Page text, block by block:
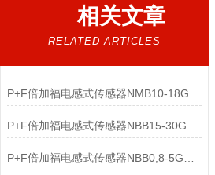
相关文章
RELATED ARTICLES